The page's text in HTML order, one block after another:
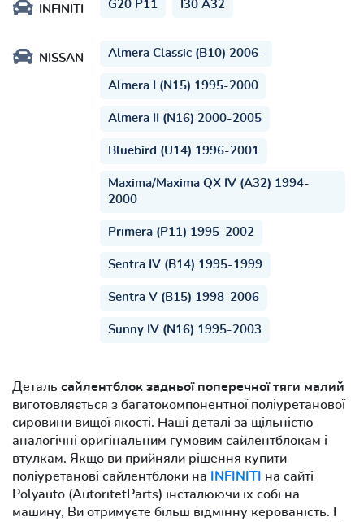
INFINITI G20 P11 I30 A32
NISSAN Almera Classic (B10) 2006-
Almera I (N15) 1995-2000
Almera II (N16) 2000-2005
Bluebird (U14) 1996-2001
Maxima/Maxima QX IV (A32) 1994-
2000
Primera (P11) 1995-2002
Sentra IV (B14) 1995-1999
Sentra V (B15) 1998-2006
Sunny IV (N16) 1995-2003
Деталь сайлентблок задньої поперечної тяги малий
виготовляється з багатокомпонентної поліуретанової
сировини вищої якості. Наші деталі за щільністю
аналогічні оригінальним гумовим сайлентблокам і
втулкам. Якщо ви прийняли рішення купити
поліуретанові сайлентблоки на
INFINITI
на сайті
Polyauto (AutoritetParts) інсталюючи їх собі на
машину, Ви отримуєте більш відмінну керованість. І